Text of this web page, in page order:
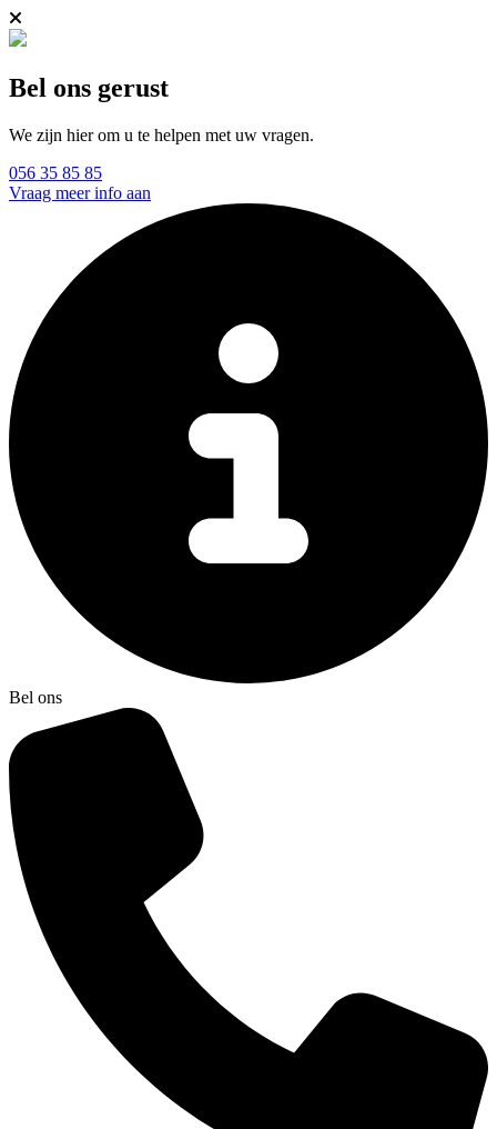
Bel ons gerust
We zijn hier om u te helpen met uw vragen.
056 35 85 85
Vraag meer info aan
Bel ons